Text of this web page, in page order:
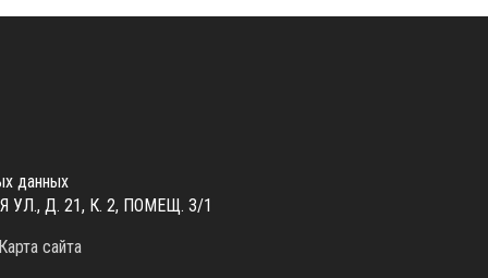
данных
Д. 21, К. 2, ПОМЕЩ. 3/1
Карта сайта